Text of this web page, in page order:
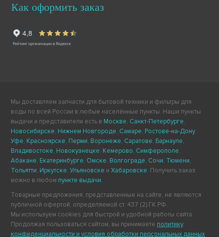
Как оформить заказ
Мы доставляем запчасти для бытовой техники и фильтры для
воды по всей России в любые населённые пункты. Наши пункты
выдачи и представители есть в Москве, Санкт-Петербурге,
Новосибирске, Нижнем Новгороде, Самаре, Ростове-на-Дону,
Уфе, Красноярске, Перми, Воронеже, Саратове, Барнауле,
Владивостоке, Новокузнецке, Кемерово, Симферополе,
Абакане, Екатеринбурге, Омске, Волгограде, Сочи, Тюмени,
Тольятти, Иркутске,Ульяновске иХабаровске. Получить заказ
можно в любом пункте выдачи.
Товарные предложения, представленные на сайте, не являются
публичной офертой, определяемой ст. 437 (2) ГК РФ.
Мы используем cookies для быстрой и удобной работы сайта.
Продолжая пользоваться сайтом, вы принимаете политику
конфиденциальности и условия обработки персональных данных.